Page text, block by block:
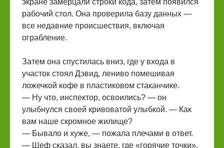
экране замерцали строки кода, затем появился
рабочий стол. Она проверила базу данных —
все недавние происшествия, включая
ограбление.
Затем она спустилась вниз, где у входа в
участок стоял Дэвид, лениво помешивая
ложечкой кофе в пластиковом стаканчике.
— Ну что, инспектор, освоились? — он
улыбнулся своей кривоватой улыбкой. — Как
вам наше скромное жилище?
— Бывало и хуже, — пожала плечами в ответ.
— Шеф сказал, вы знаете, где «горячие точки».